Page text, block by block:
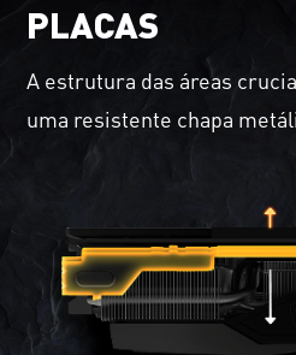
PLACAS
A estrutura das áreas
uma resistente chapa